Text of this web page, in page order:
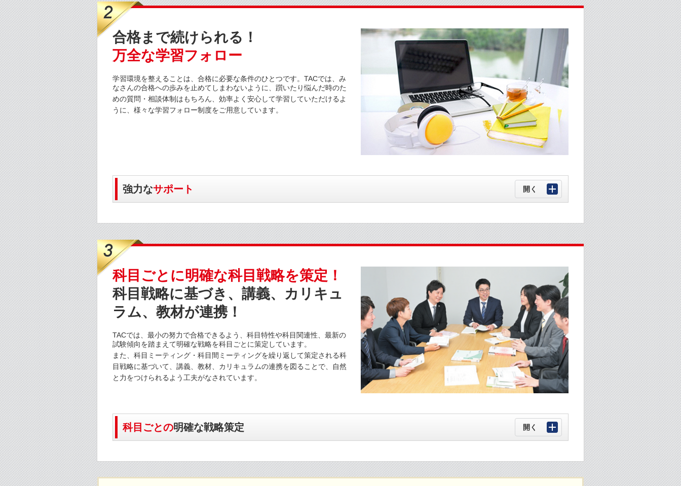
合格まで続けられる！
万全な学習フォロー
学習環境を整えることは、合格に必要な条件のひとつです。TACでは、み
なさんの合格への歩みを止めてしまわないように、躓いたり悩んだ時のた
めの質問・相談体制はもちろん、効率よく安心して学習していただけるよ
うに、様々な学習フォロー制度をご用意しています。
強力なサポート
科目ごとに明確な科目戦略を策定！
科目戦略に基づき、講義、カリキュ
ラム、教材が連携！
TACでは、最小の努力で合格できるよう、科目特性や科目関連性、最新の
試験傾向を踏まえて明確な戦略を科目ごとに策定しています。
また、科目ミーティング・科目間ミーティングを繰り返して策定される科
目戦略に基づいて、講義、教材、カリキュラムの連携を図ることで、自然
と力をつけられるよう工夫がなされています。
科目ごとの明確な戦略策定